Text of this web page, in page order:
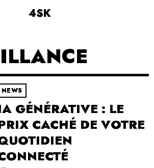
4SK
NEWS
GÉNÉRATIVE : LE
CACHÉ DE VOTRE